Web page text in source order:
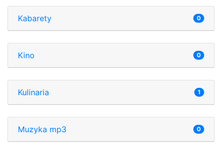
Kabarety 0
Kino 0
Kulinaria 1
Muzyka mp3 0